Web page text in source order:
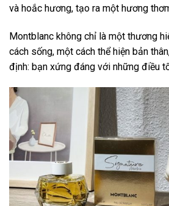
và hoắc hương, tạo ra một hương
Montblanc không chỉ là một thương
cách sống, một cách thể hiện bản
định: bạn xứng đáng với những điều